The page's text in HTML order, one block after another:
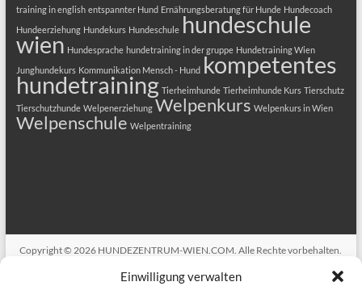
Einwilligung verwalten
training in english entspannter Hund Ernährungsberatung für Hunde Hundecoach
Hundeerziehung Hundekurs Hundeschule hundeschule
wien Hundesprache hundetraining in der gruppe Hundetraining Wien
Junghundekurs Kommunikation Mensch - Hund kompetentes
hundetraining Tierheimhunde Tierheimhunde Kurs Tierschutz
Tierschutzhunde Welpenerziehung Welpenkurs Welpenkurs in Wien
Welpenschule Welpentraining
Copyright © 2026 HUNDEZENTRUM-WIEN.COM. Alle Rechte vorbehalten.
HUNDEKURSE Welpenkurs in Wien